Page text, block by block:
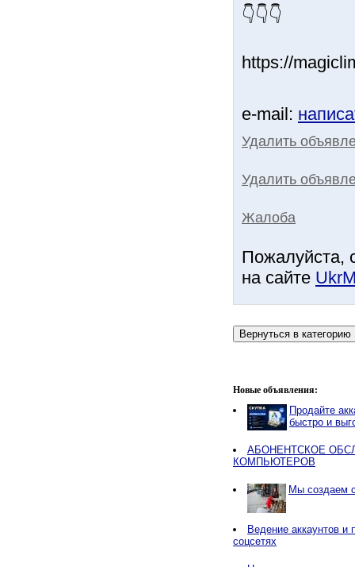
👇👇👇
https://
e-mail:
Удалить
Удалить
Жалоба
Пожалуйста,
на сайте
Новые объявления:
Продайте
быстро и
АБОНЕНТСКОЕ
КОМПЬЮТЕРОВ
Мы создаем
Ведение аккаунтов и
соцсетях